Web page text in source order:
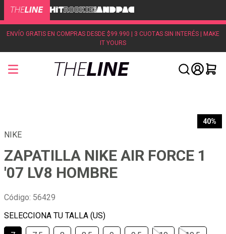
ENVÍO GRATIS EN COMPRAS DESDE $99.990 | 3 CUOTAS SIN INTERÉS | MAKE
IT YOURS
40%
NIKE
ZAPATILLA NIKE AIR FORCE 1
'07 LV8 HOMBRE
Código: 56429